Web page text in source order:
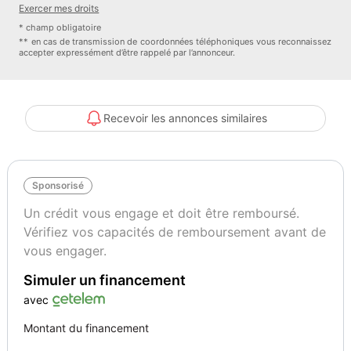
- Rétroviseur ext à réglages électriques,
- dégivrant et rabattable,
- Airbag coté passager désactivable,
- Airbag lat AV,
- Empattement 2819 mm,
- Rétroviseur ext convexe,
- droit,
- Rétroviseurs extérieurs rabattables électriquement,
- Système d'antiblocage de frein (ABS),
- Acabado interior: Molduras decorativas Aluminio Rhombus,
- Contrôle dynamique de stabilité (ESP),
- Rétroviseur ext convexe,
- Electro. Contrôle de stabilité (ESC),
Exercer mes droits
* champ obligatoire
** en cas de transmission de coordonnées téléphoniques vous reconnaissez
accepter expressément d’être rappelé par l’annonceur.
Recevoir les annonces similaires
Sponsorisé
Un crédit vous engage et doit être remboursé.
Vérifiez vos capacités de remboursement avant de
vous engager.
Simuler un financement
avec
Montant du financement